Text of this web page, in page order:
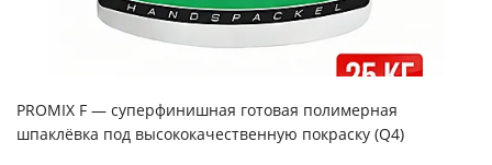
PROMIX F — суперфинишная готовая полимерная
шпаклёвка под высококачественную покраску (Q4)